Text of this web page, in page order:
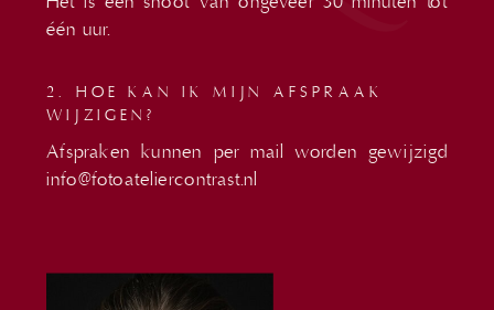
Afspraken kunnen per mail worden gewijzigd
info@fotoateliercontrast.nl
2. HOE KAN IK MIJN AFSPRAAK
WIJZIGEN?
één uur.